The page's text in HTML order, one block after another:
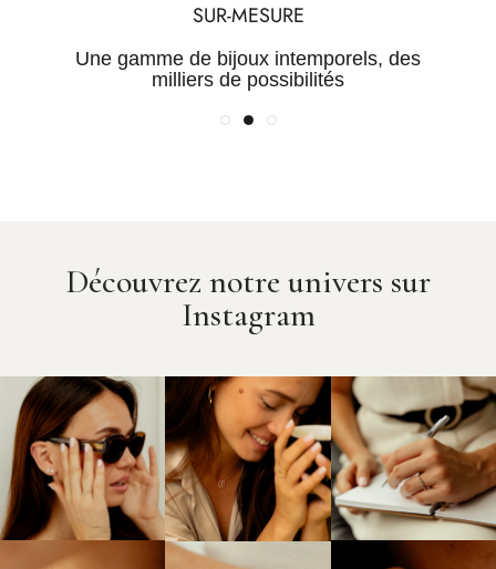
métaux rares
SUR-MESURE
Une gamme de bijoux intemporels, des
milliers de possibilités
valeur pour des prix justes
Découvrez notre univers sur
Instagram